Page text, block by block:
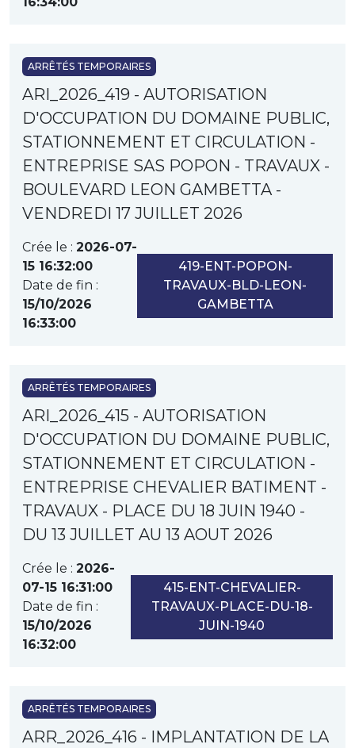
ARRÊTÉS TEMPORAIRES
ARI_2026_419 - AUTORISATION
D'OCCUPATION DU DOMAINE PUBLIC,
STATIONNEMENT ET CIRCULATION -
ENTREPRISE SAS POPON - TRAVAUX -
BOULEVARD LEON GAMBETTA -
VENDREDI 17 JUILLET 2026
Crée le : 2026-07-
15 16:32:00
Date de fin :
15/10/2026
16:33:00
419-ENT-POPON-
TRAVAUX-BLD-LEON-
GAMBETTA
ARRÊTÉS TEMPORAIRES
ARI_2026_415 - AUTORISATION
D'OCCUPATION DU DOMAINE PUBLIC,
STATIONNEMENT ET CIRCULATION -
ENTREPRISE CHEVALIER BATIMENT -
TRAVAUX - PLACE DU 18 JUIN 1940 -
DU 13 JUILLET AU 13 AOUT 2026
Crée le : 2026-
07-15 16:31:00
Date de fin :
15/10/2026
16:32:00
415-ENT-CHEVALIER-
TRAVAUX-PLACE-DU-18-
JUIN-1940
ARRÊTÉS TEMPORAIRES
ARR_2026_416 - IMPLANTATION DE LA